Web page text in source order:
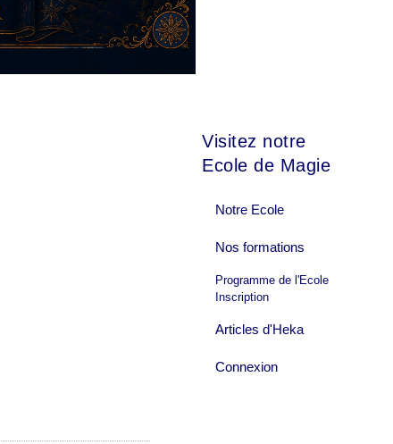
Visitez notre
Ecole de Magie
Notre Ecole
Nos formations
Programme de l'Ecole
Inscription
Articles d'Heka
Connexion